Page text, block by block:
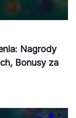
Nagrody
Bonusy za